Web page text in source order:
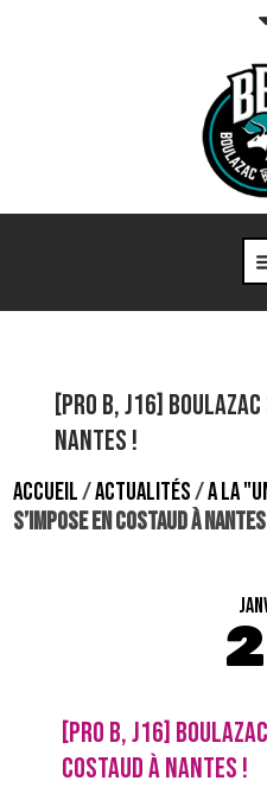
[Pro B, J16]
Nantes !
ACCUEIL/ACTUALITÉS/A LA
S’IMPOSE EN COSTAUD À
[PRO B, J16]
COSTAUD À NANTES !